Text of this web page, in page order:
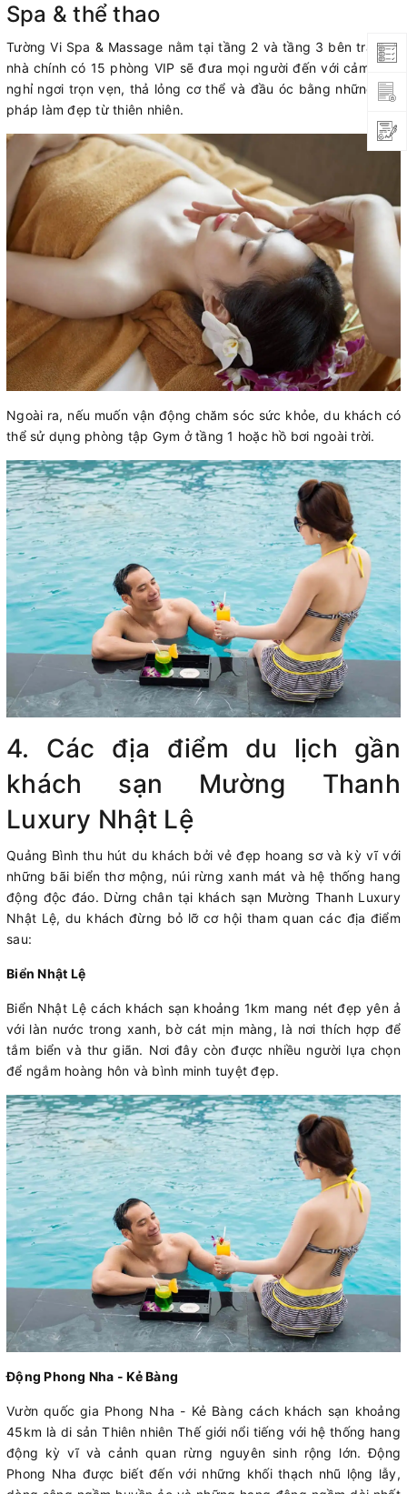
Spa & thể thao
Tường Vi Spa & Massage nằm tại tầng 2 và tầng 3 bên trái tòa
nhà chính có 15 phòng VIP sẽ đưa mọi người đến với cảm giác
nghỉ ngơi trọn vẹn, thả lỏng cơ thể và đầu óc bằng những liệu
pháp làm đẹp từ thiên nhiên.
Ngoài ra, nếu muốn vận động chăm sóc sức khỏe, du khách có
thể sử dụng phòng tập Gym ở tầng 1 hoặc hồ bơi ngoài trời.
4. Các địa điểm du lịch gần
khách sạn Mường Thanh
Luxury Nhật Lệ
Quảng Bình thu hút du khách bởi vẻ đẹp hoang sơ và kỳ vĩ với
những bãi biển thơ mộng, núi rừng xanh mát và hệ thống hang
động độc đáo. Dừng chân tại khách sạn Mường Thanh Luxury
Nhật Lệ, du khách đừng bỏ lỡ cơ hội tham quan các địa điểm
sau:
Biển Nhật Lệ
Biển Nhật Lệ cách khách sạn khoảng 1km mang nét đẹp yên ả
với làn nước trong xanh, bờ cát mịn màng, là nơi thích hợp để
tắm biển và thư giãn. Nơi đây còn được nhiều người lựa chọn
để ngắm hoàng hôn và bình minh tuyệt đẹp.
Động Phong Nha - Kẻ Bàng
Vườn quốc gia Phong Nha - Kẻ Bàng cách khách sạn khoảng
45km là di sản Thiên nhiên Thế giới nổi tiếng với hệ thống hang
động kỳ vĩ và cảnh quan rừng nguyên sinh rộng lớn. Động
Phong Nha được biết đến với những khối thạch nhũ lộng lẫy,